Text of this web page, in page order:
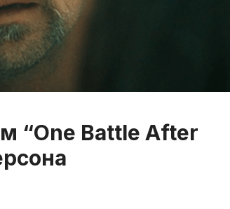
“One Battle After